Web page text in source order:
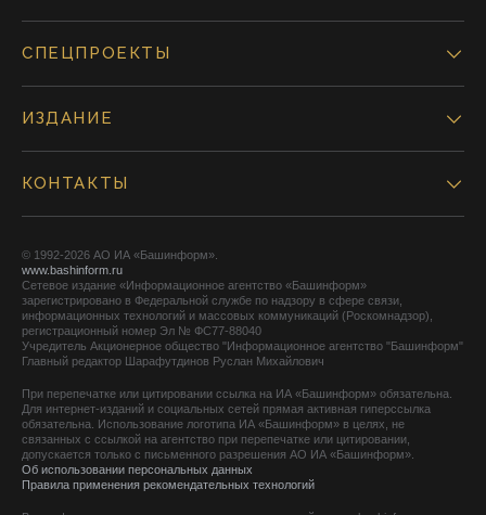
СПЕЦПРОЕКТЫ
ИЗДАНИЕ
КОНТАКТЫ
© 1992-2026 АО ИА «Башинформ».
www.bashinform.ru
Сетевое издание «Информационное агентство «Башинформ»
зарегистрировано в Федеральной службе по надзору в сфере связи,
информационных технологий и массовых коммуникаций (Роскомнадзор),
регистрационный номер Эл № ФС77-88040
Учредитель Акционерное общество "Информационное агентство "Башинформ"
Главный редактор Шарафутдинов Руслан Михайлович
При перепечатке или цитировании ссылка на ИА «Башинформ» обязательна.
Для интернет-изданий и социальных сетей прямая активная гиперссылка
обязательна. Использование логотипа ИА «Башинформ» в целях, не
связанных с ссылкой на агентство при перепечатке или цитировании,
допускается только с письменного разрешения АО ИА «Башинформ».
Об использовании персональных данных
Правила применения рекомендательных технологий